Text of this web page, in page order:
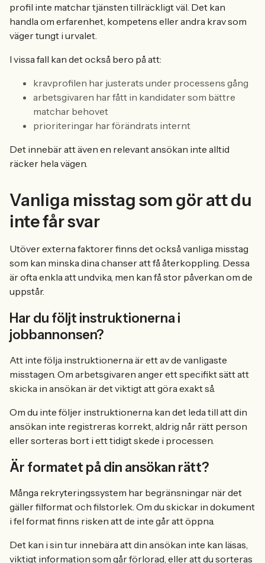
profil inte matchar tjänsten tillräckligt väl. Det kan
handla om erfarenhet, kompetens eller andra krav som
väger tungt i urvalet.
I vissa fall kan det också bero på att:
kravprofilen har justerats under processens gång
arbetsgivaren har fått in kandidater som bättre
matchar behovet
prioriteringar har förändrats internt
Det innebär att även en relevant ansökan inte alltid
räcker hela vägen.
Vanliga misstag som gör att du
inte får svar
Utöver externa faktorer finns det också vanliga misstag
som kan minska dina chanser att få återkoppling. Dessa
är ofta enkla att undvika, men kan få stor påverkan om de
uppstår.
Har du följt instruktionerna i
jobbannonsen?
Att inte följa instruktionerna är ett av de vanligaste
misstagen. Om arbetsgivaren anger ett specifikt sätt att
skicka in ansökan är det viktigt att göra exakt så.
Om du inte följer instruktionerna kan det leda till att din
ansökan inte registreras korrekt, aldrig når rätt person
eller sorteras bort i ett tidigt skede i processen.
Är formatet på din ansökan rätt?
Många rekryteringssystem har begränsningar när det
gäller filformat och filstorlek. Om du skickar in dokument
i fel format finns risken att de inte går att öppna.
Det kan i sin tur innebära att din ansökan inte kan läsas,
viktigt information som går förlorad, eller att du sorteras